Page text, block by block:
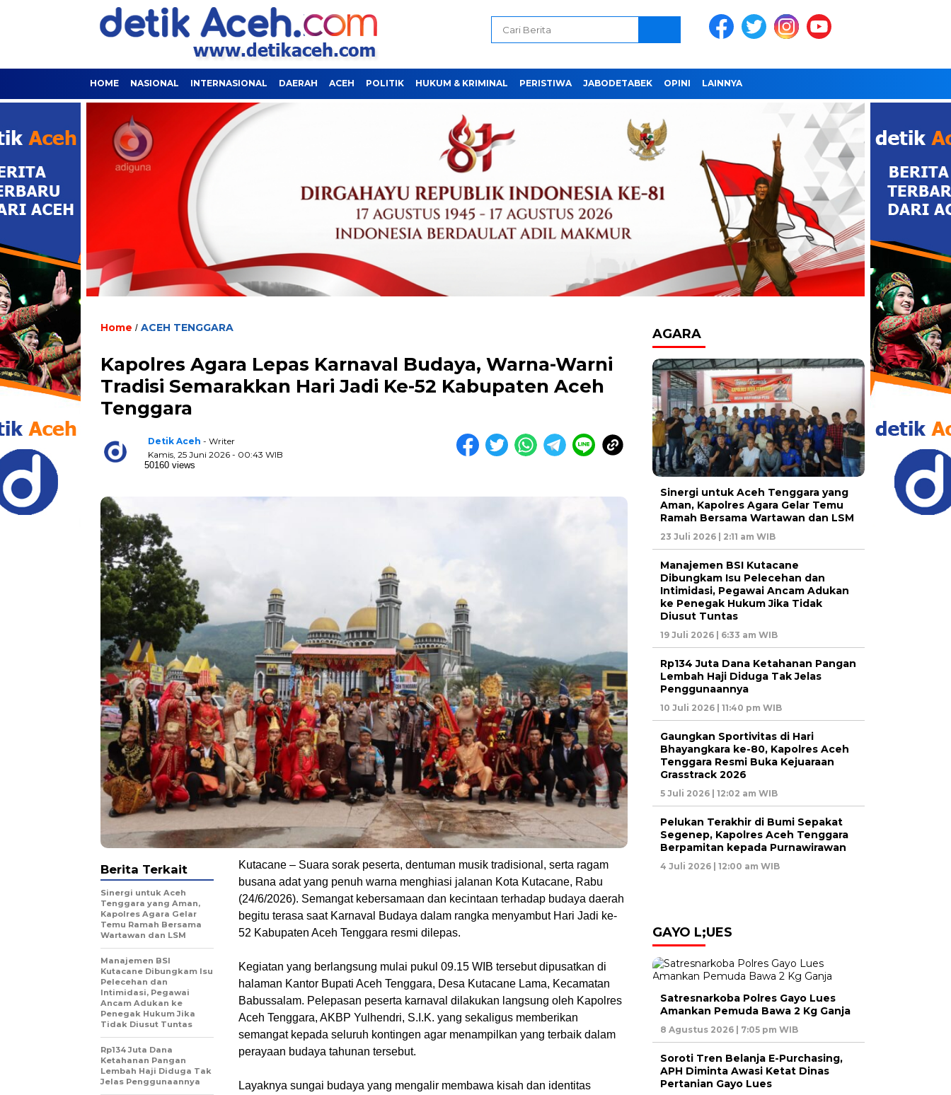
HOME NASIONAL INTERNASIONAL DAERAH ACEH POLITIK HUKUM & KRIMINAL PERISTIWA JABODETABEK OPINI LAINNYA
Home / ACEH TENGGARA
Kapolres Agara Lepas Karnaval Budaya, Warna-Warni
Tradisi Semarakkan Hari Jadi Ke-52 Kabupaten Aceh
Tenggara
Detik Aceh - Writer
Kamis, 25 Juni 2026 - 00:43 WIB
50160 views
‎Kutacane – Suara sorak peserta, dentuman musik tradisional, serta ragam
busana adat yang penuh warna menghiasi jalanan Kota Kutacane, Rabu
(24/6/2026). Semangat kebersamaan dan kecintaan terhadap budaya daerah
begitu terasa saat Karnaval Budaya dalam rangka menyambut Hari Jadi ke-
52 Kabupaten Aceh Tenggara resmi dilepas.
‎Kegiatan yang berlangsung mulai pukul 09.15 WIB tersebut dipusatkan di
halaman Kantor Bupati Aceh Tenggara, Desa Kutacane Lama, Kecamatan
Babussalam. Pelepasan peserta karnaval dilakukan langsung oleh Kapolres
Aceh Tenggara, AKBP Yulhendri, S.I.K. yang sekaligus memberikan
semangat kepada seluruh kontingen agar menampilkan yang terbaik dalam
perayaan budaya tahunan tersebut.
‎Layaknya sungai budaya yang mengalir membawa kisah dan identitas
Berita Terkait
Sinergi untuk Aceh
Tenggara yang Aman,
Kapolres Agara Gelar
Temu Ramah Bersama
Wartawan dan LSM
Manajemen BSI
Kutacane Dibungkam Isu
Pelecehan dan
Intimidasi, Pegawai
Ancam Adukan ke
Penegak Hukum Jika
Tidak Diusut Tuntas
Rp134 Juta Dana
Ketahanan Pangan
Lembah Haji Diduga Tak
Jelas Penggunaannya
AGARA
Sinergi untuk Aceh Tenggara yang
Aman, Kapolres Agara Gelar Temu
Ramah Bersama Wartawan dan LSM
23 Juli 2026 | 2:11 am WIB
Manajemen BSI Kutacane
Dibungkam Isu Pelecehan dan
Intimidasi, Pegawai Ancam Adukan
ke Penegak Hukum Jika Tidak
Diusut Tuntas
19 Juli 2026 | 6:33 am WIB
Rp134 Juta Dana Ketahanan Pangan
Lembah Haji Diduga Tak Jelas
Penggunaannya
10 Juli 2026 | 11:40 pm WIB
Gaungkan Sportivitas di Hari
Bhayangkara ke-80, Kapolres Aceh
Tenggara Resmi Buka Kejuaraan
Grasstrack 2026
5 Juli 2026 | 12:02 am WIB
Pelukan Terakhir di Bumi Sepakat
Segenep, Kapolres Aceh Tenggara
Berpamitan kepada Purnawirawan
4 Juli 2026 | 12:00 am WIB
GAYO L;UES
Satresnarkoba Polres Gayo Lues
Amankan Pemuda Bawa 2 Kg Ganja
8 Agustus 2026 | 7:05 pm WIB
Soroti Tren Belanja E-Purchasing,
APH Diminta Awasi Ketat Dinas
Pertanian Gayo Lues